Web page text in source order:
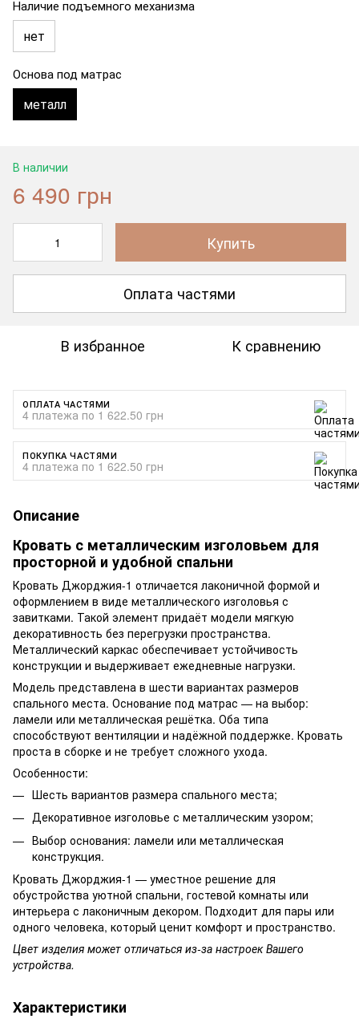
Наличие подъемного механизма
нет
Основа под матрас
металл
В наличии
6 490 грн
Купить
Оплата частями
В избранное К сравнению
ОПЛАТА ЧАСТЯМИ
4 платежа по 1 622.50 грн
ПОКУПКА ЧАСТЯМИ
4 платежа по 1 622.50 грн
Описание
Кровать с металлическим изголовьем для
просторной и удобной спальни
Кровать Джорджия-1 отличается лаконичной формой и
оформлением в виде металлического изголовья с
завитками. Такой элемент придаёт модели мягкую
декоративность без перегрузки пространства.
Металлический каркас обеспечивает устойчивость
конструкции и выдерживает ежедневные нагрузки.
Модель представлена в шести вариантах размеров
спального места. Основание под матрас — на выбор:
ламели или металлическая решётка. Оба типа
способствуют вентиляции и надёжной поддержке. Кровать
проста в сборке и не требует сложного ухода.
Особенности:
Шесть вариантов размера спального места;
Декоративное изголовье с металлическим узором;
Выбор основания: ламели или металлическая
конструкция.
Кровать Джорджия-1 — уместное решение для
обустройства уютной спальни, гостевой комнаты или
интерьера с лаконичным декором. Подходит для пары или
одного человека, который ценит комфорт и пространство.
Цвет изделия может отличаться из-за настроек Вашего
устройства.
Характеристики